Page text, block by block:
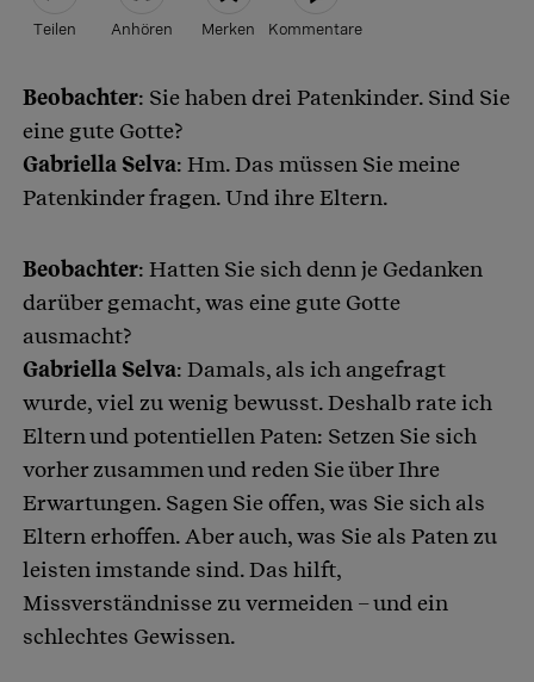
Teilen Anhören Merken Kommentare
Artikel teilen
Beobachter: Sie haben drei Patenkinder. Sind Sie
eine gute Gotte?
Gabriella Selva: Hm. Das müssen Sie meine
Patenkinder fragen. Und ihre Eltern.
Beobachter: Hatten Sie sich denn je Gedanken
darüber gemacht, was eine gute Gotte
ausmacht?
Gabriella Selva: Damals, als ich angefragt
wurde, viel zu wenig bewusst. Deshalb rate ich
Eltern und potentiellen Paten: Setzen Sie sich
vorher zusammen und reden Sie über Ihre
Erwartungen. Sagen Sie offen, was Sie sich als
Eltern erhoffen. Aber auch, was Sie als Paten zu
leisten imstande sind. Das hilft,
Missverständnisse zu vermeiden – und ein
schlechtes Gewissen.